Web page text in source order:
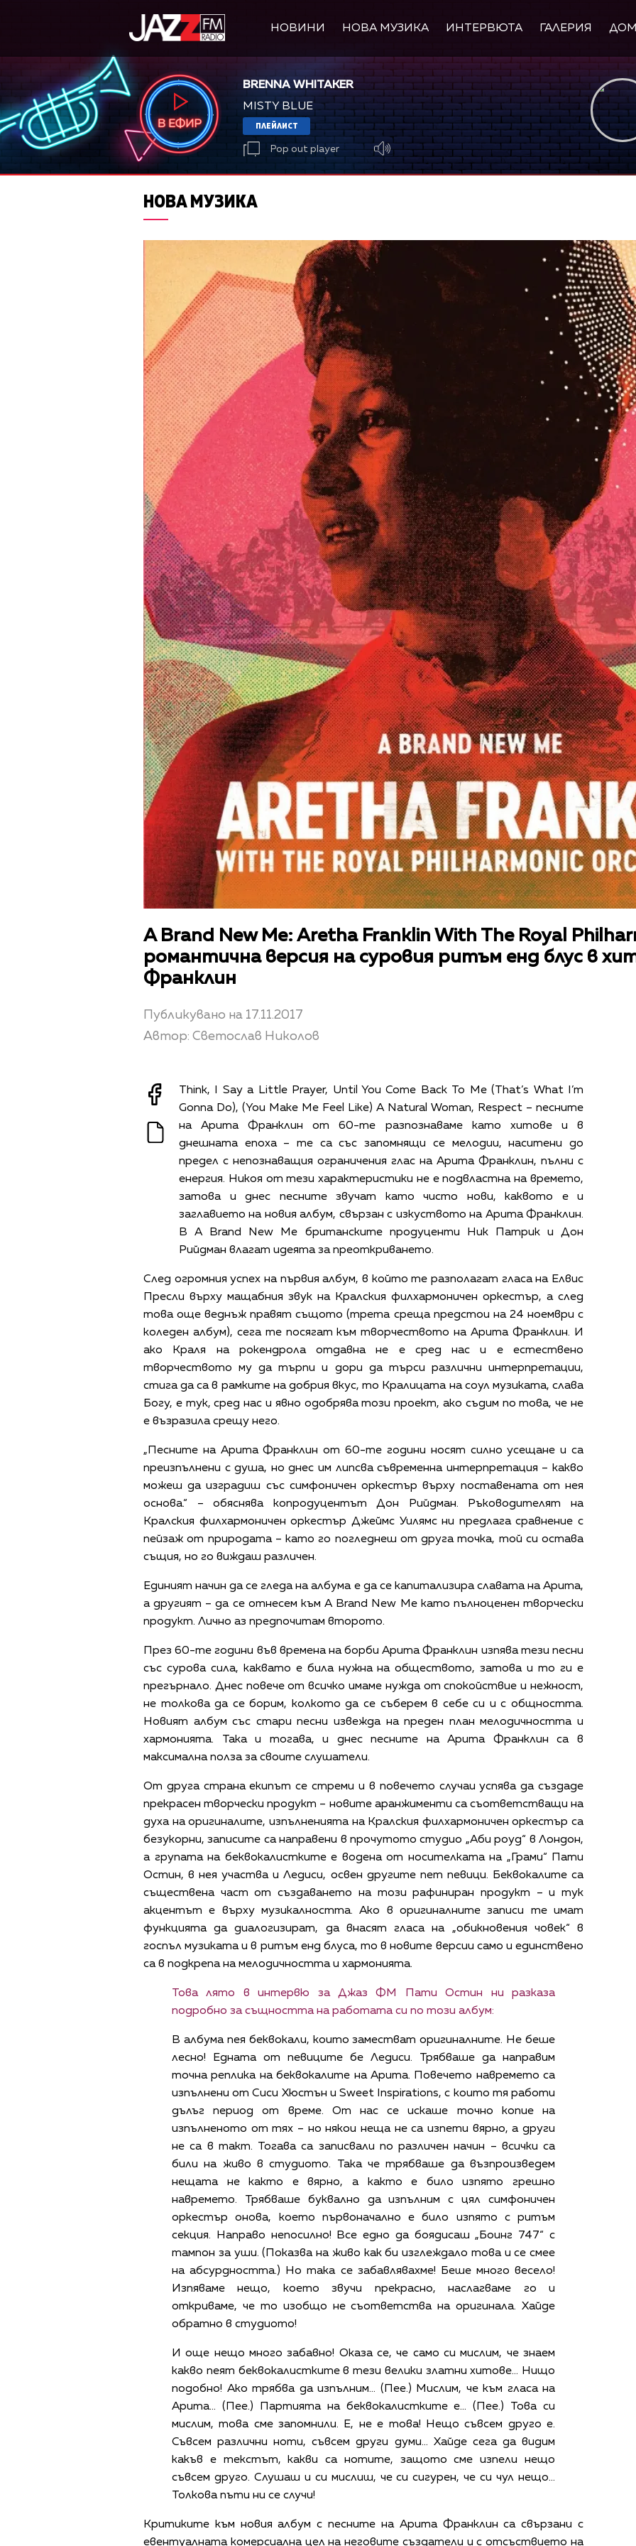
НОВИНИ НОВА МУЗИКА ИНТЕРВЮТА ГАЛЕРИЯ ДОМ
BRENNA WHITAKER
MISTY BLUE
ПЛЕЙЛИСТ
Pop out player
НОВА МУЗИКА
A Brand New Me: Aretha Franklin With The Royal
романтична версия на суровия ритъм енд блус в
Франклин
Публикувано на 17.11.2017
Автор: Светослав Николов
Think, I Say a Little Prayer, Until You Come Back To Me (That’s What I’m
Gonna Do), (You Make Me Feel Like) A Natural Woman, Respect – песните
на Арита Франклин от 60-те разпознаваме като хитове и в
днешната епоха – те са със запомнящи се мелодии, наситени до
предел с непознаващия ограничения глас на Арита Франклин, пълни с
енергия. Никоя от тези характеристики не е подвластна на времето,
затова и днес песните звучат като чисто нови, каквото е и
заглавието на новия албум, свързан с изкуството на Арита Франклин.
В A Brand New Me британските продуценти Ник Патрик и Дон
Рийдман влагат идеята за преоткриването.
След огромния успех на първия албум, в който те разполагат гласа на Елвис
Пресли върху мащабния звук на Кралския филхармоничен оркестър, а след
това още веднъж правят същото (трета среща предстои на 24 ноември с
коледен албум), сега те посягат към творчеството на Арита Франклин. И
ако Краля на рокендрола отдавна не е сред нас и е естествено
творчеството му да търпи и дори да търси различни интерпретации,
стига да са в рамките на добрия вкус, то Кралицата на соул музиката, слава
Богу, е тук, сред нас и явно одобрява този проект, ако съдим по това, че не
е възразила срещу него.
„Песните на Арита Франклин от 60-те години носят силно усещане и са
преизпълнени с душа, но днес им липсва съвременна интерпретация – какво
можеш да изградиш със симфоничен оркестър върху поставената от нея
основа.“ – обяснява копродуцентът Дон Рийдман. Ръководителят на
Кралския филхармоничен оркестър Джеймс Уилямс ни предлага сравнение с
пейзаж от природата – като го погледнеш от друга точка, той си остава
същия, но го виждаш различен.
Единият начин да се гледа на албума е да се капитализира славата на Арита,
а другият – да се отнесем към A Brand New Me като пълноценен творчески
продукт. Лично аз предпочитам второто.
През 60-те години във времена на борби Арита Франклин изпява тези песни
със сурова сила, каквато е била нужна на обществото, затова и то ги е
прегърнало. Днес повече от всичко имаме нужда от спокойствие и нежност,
не толкова да се борим, колкото да се съберем в себе си и с общността.
Новият албум със стари песни извежда на преден план мелодичността и
хармонията. Така и тогава, и днес песните на Арита Франклин са в
максимална полза за своите слушатели.
От друга страна екипът се стреми и в повечето случаи успява да създаде
прекрасен творчески продукт – новите аранжименти са съответстващи на
духа на оригиналите, изпълненията на Кралския филхармоничен оркестър са
безукорни, записите са направени в прочутото студио „Аби роуд“ в Лондон,
а групата на беквокалистките е водена от носителката на „Грами“ Пати
Остин, в нея участва и Ледиси, освен другите пет певици. Беквокалите са
съществена част от създаването на този рафиниран продукт – и тук
акцентът е върху музикалността. Ако в оригиналните записи те имат
функцията да диалогизират, да внасят гласа на „обикновения човек“ в
госпъл музиката и в ритъм енд блуса, то в новите версии само и единствено
са в подкрепа на мелодичността и хармонията.
Това лято в интервю за Джаз ФМ Пати Остин ни разказа
подробно за същността на работата си по този албум:
В албума пея беквокали, които заместват оригиналните. Не беше
лесно! Едната от певиците бе Ледиси. Трябваше да направим
точна реплика на беквокалите на Арита. Повечето навремето са
изпълнени от Сиси Хюстън и Sweet Inspirations, с които тя работи
дълъг период от време. От нас се искаше точно копие на
изпълненото от тях – но някои неща не са изпети вярно, а други
не са в такт. Тогава са записвали по различен начин – всички са
били на живо в студиото. Така че трябваше да възпроизведем
нещата не както е вярно, а както е било изпято грешно
навремето. Трябваше буквално да изпълним с цял симфоничен
оркестър онова, което първоначално е било изпято с ритъм
секция. Направо непосилно! Все едно да боядисаш „Боинг 747“ с
тампон за уши. (Показва на живо как би изглеждало това и се смее
на абсурдността.) Но така се забавлявахме! Беше много весело!
Изпяваме нещо, което звучи прекрасно, наслагваме го и
откриваме, че то изобщо не съответства на оригинала. Хайде
обратно в студиото!
И още нещо много забавно! Оказа се, че само си мислим, че знаем
какво пеят беквокалистките в тези велики златни хитове... Нищо
подобно! Ако трябва да изпълним... (Пее.) Мислим, че към гласа на
Арита... (Пее.) Партията на беквокалистките е... (Пее.) Това си
мислим, това сме запомнили. Е, не е това! Нещо съвсем друго е.
Съвсем различни ноти, съвсем други думи... Хайде сега да видим
какъв е текстът, какви са нотите, защото сме изпели нещо
съвсем друго. Слушаш и си мислиш, че си сигурен, че си чул нещо...
Толкова пъти ни се случи!
Критиките към новия албум с песните на Арита Франклин са свързани с
евентуалната комерсиална цел на неговите създатели и с отсъствието на